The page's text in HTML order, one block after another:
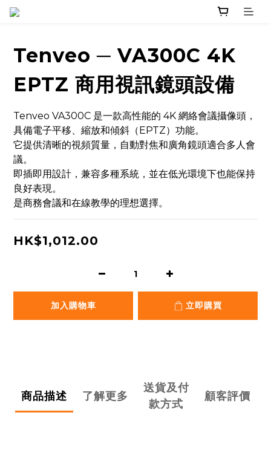
Tenveo ─ VA300C 4K
EPTZ 商用視訊鏡頭設備
Tenveo VA300C 是一款高性能的 4K 網絡會議攝像頭，
具備電子平移、縮放和傾斜（EPTZ）功能。
它提供清晰的視頻質量，自動對焦和廣角鏡頭適合多人會
議。
即插即用設計，兼容多種系統，並在低光環境下也能保持
良好表現。
是商務會議和在線教學的理想選擇。
HK$1,012.00
加入購物車 立即購買
商品描述 了解更多
送貨及付
款方式
顧客評價